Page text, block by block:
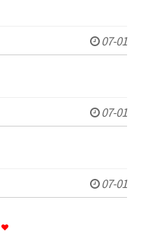
07-01
07-01
07-01